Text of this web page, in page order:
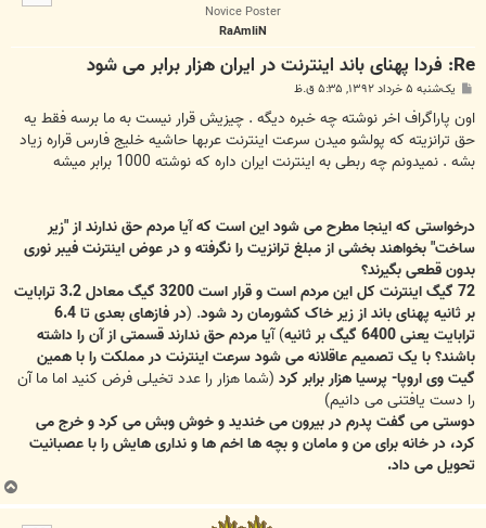
Novice Poster
RaAmIiN
Re: فردا پهنای باند اینترنت در ایران هزار برابر می شود
ت
یک‌شنبه ۵ خرداد ۱۳۹۲, ۵:۳۵ ق.ظ
اون پاراگراف اخر نوشته چه خبره دیگه . چیزیش قرار نیست به ما برسه فقط یه
حق ترانزیته که پولشو میدن سرعت اینترنت عربها حاشیه خلیج فارس قراره زیاد
بشه . نمیدونم چه ربطی به اینترنت ایران داره که نوشته 1000 برابر میشه
درخواستی که اینجا مطرح می شود این است که آیا مردم حق ندارند از "زیر
ساخت" بخواهند بخشی از مبلغ ترانزیت را نگرفته و در عوض اینترنت فیبر نوری
بدون قطعی بگیرند؟
72 گیگ اینترنت کل این مردم است و قرار است 3200 گیگ معادل 3.2 ترابایت
بر ثانیه پهنای باند از زیر خاک کشورمان رد شود. (
در فازهای بعدی تا 6.4
ترابایت یعنی 6400 گیگ بر ثانیه
) آیا مردم حق ندارند قسمتی از آن را داشته
باشند؟ با یک تصمیم عاقلانه می شود سرعت اینترنت در مملکت را با همین
گیت وی اروپا- پرسیا هزار برابر کرد (شما هزار را عدد تخیلی فرض کنید اما ما آن
را دست یافتنی می دانیم)
دوستی می گفت پدرم در بیرون می خندید و خوش وبش می کرد و خرج می
کرد، در خانه برای من و مامان و بچه ها اخم ها و نداری هایش را با عصبانیت
تحویل می داد.